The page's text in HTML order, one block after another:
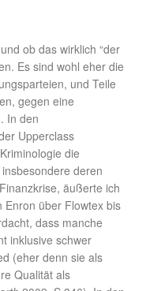
ob das wirklich “der
Es sind wohl eher die
und Teile
gegen eine
In den
Upperclass
die
deren
äußerte ich
Enron über Flowtex bis
dass manche
inklusive schwer
(eher denn sie als
Qualität als